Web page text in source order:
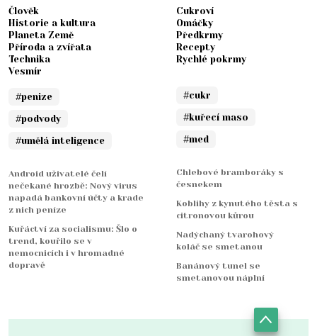
Člověk
Historie a kultura
Planeta Země
Příroda a zvířata
Technika
Vesmír
#penize
#podvody
#umělá inteligence
Android uživatelé čelí
nečekané hrozbě: Nový virus
napadá bankovní účty a krade
z nich peníze
Kuřáctví za socialismu: Šlo o
trend, kouřilo se v
nemocnicích i v hromadné
dopravě
Cukroví
Omáčky
Předkrmy
Recepty
Rychlé pokrmy
#cukr
#kuřecí maso
#med
Chlebové bramboráky s
česnekem
Koblihy z kynutého těsta s
citronovou kůrou
Nadýchaný tvarohový
koláč se smetanou
Banánový tunel se
smetanovou náplní